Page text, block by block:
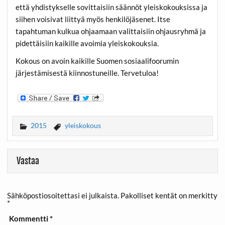
että yhdistykselle sovittaisiin säännöt yleiskokouksissa ja
siihen voisivat liittyä myös henkilöjäsenet. Itse
tapahtuman kulkua ohjaamaan valittaisiin ohjausryhmä ja
pidettäisiin kaikille avoimia yleiskokouksia.
Kokous on avoin kaikille Suomen sosiaalifoorumin
järjestämisestä kiinnostuneille. Tervetuloa!
2015 yleiskokous
Vastaa
Sähköpostiosoitettasi ei julkaista. Pakolliset kentät on merkitty
*
Kommentti*